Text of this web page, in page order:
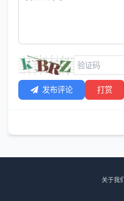
发布评论 打赏
关于我们